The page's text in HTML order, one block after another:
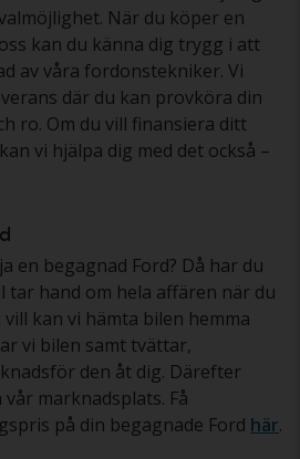
När du köper en
kan du känna dig trygg i att
av våra fordonstekniker. Vi
där du kan provköra din
ro. Om du vill finansiera ditt
vi hjälpa dig med det också –
en begagnad Ford? Då har du
tar hand om hela affären när du
vill kan vi hämta bilen hemma
vi bilen samt tvättar,
den åt dig. Därefter
marknadsplats. Få
på din begagnade Ford här.